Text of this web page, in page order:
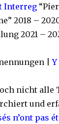
Interreg
2018 –
2021 –
|
nicht alle
und
n’ont pas